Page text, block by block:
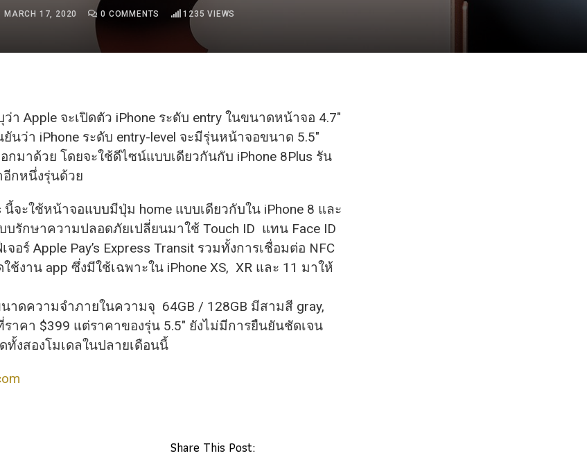
MARCH 17, 2020 0 COMMENTS 1235 VIEWS
า Apple จะเปิดตัว iPhone ระดับ entry ในขนาดหน้าจอ 4.7″
ว่า iPhone ระดับ entry-level จะมีรุ่นหน้าจอขนาด 5.5″
กมาด้วย ​โดยจะใช้ดีไซน์แบบเดียวกันกับ iPhone 8Plus รัน
อีกหนึ่งรุ่นด้วย
จะใช้หน้าจอแบบมีปุ่ม home แบบเดียวกับใน iPhone 8 และ
บรักษาความป​ลอดภัยเปลี่ยนมาใช้ Touch ID แทน Face ID
อร์ Apple Pay’s Express Transit รวมทั้งการเชื่อมต่อ NFC
ช้งาน app ซึ่งมีใช้เฉพาะใน iPhone XS, XR และ 11 มาให้
าดความ​จำภายในความจุ 64GB / 128GB มีสามสี gray,
ราคา $399 แต่ราคาของรุ่น 5.5″ ยังไม่มีการยืนยันชัดเจน
ทั้งสองโมเดลในปลายเดือนนี้
Share This Post: